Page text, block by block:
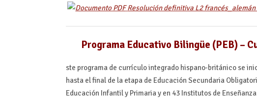
Resolución definitiva L2 francés_alemán
Programa Educativo Bilingüe (PEB) –
ste programa de currículo integrado hispano-británico se
hasta el final de la etapa de Educación Secundaria
Educación Infantil y Primaria y en 43 Institutos de